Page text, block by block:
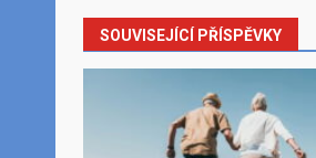
SOUVISEJÍCÍ PŘÍSPĚVKY